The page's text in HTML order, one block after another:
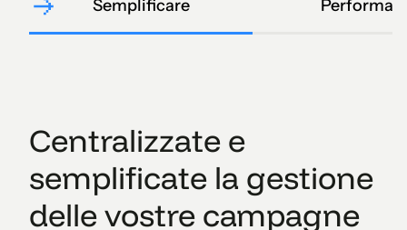
Semplificare
Centralizzate e
semplificate la gestione
delle vostre campagne